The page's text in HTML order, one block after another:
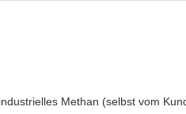
Methan (selbst vom